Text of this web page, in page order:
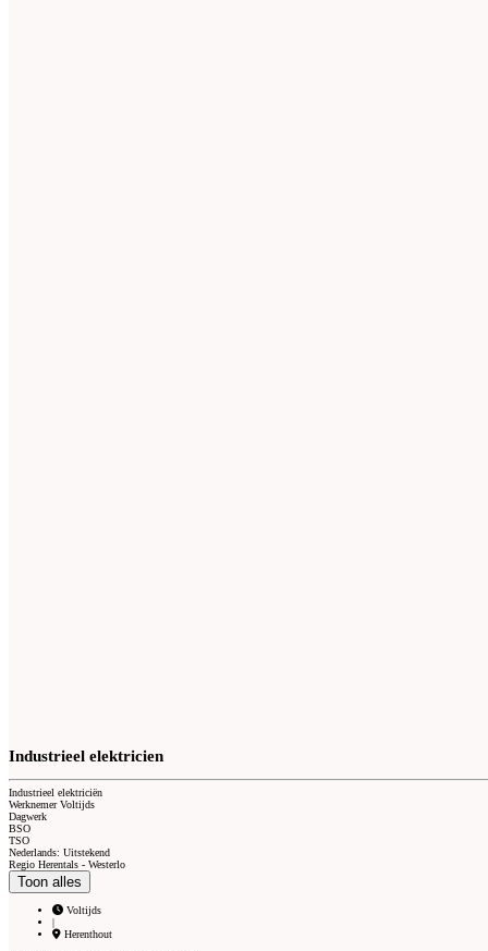
Industrieel elektricien
Industrieel elektriciën
Werknemer Voltijds
Dagwerk
BSO
TSO
Nederlands: Uitstekend
Regio Herentals - Westerlo
Toon alles
Voltijds
|
Herenthout